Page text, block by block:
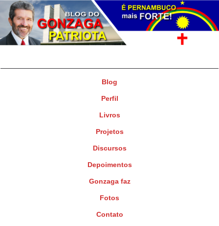
Blog
Perfil
Livros
Projetos
Discursos
Depoimentos
Gonzaga faz
Fotos
Contato